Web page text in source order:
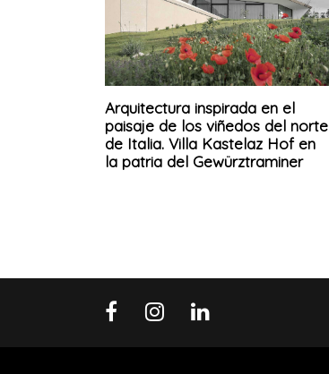
Arquitectura inspirada en el
paisaje de los viñedos del norte
de Italia. Villa Kastelaz Hof en
la patria del Gewürztraminer